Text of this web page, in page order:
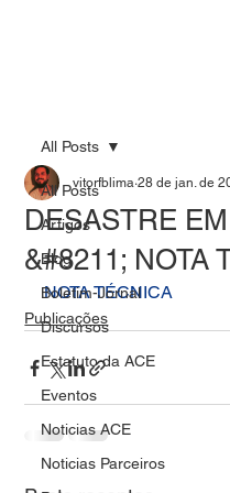
All Posts
Artigos
Blog
Boletim-Jornal
Discursos
Estatuto da ACE
Eventos
Noticias ACE
Noticias Parceiros
All Posts
DESASTRE
&#8211; NOTA
vitorfblima 28 de jan. de
NOTA TÉCNICA
Publicações